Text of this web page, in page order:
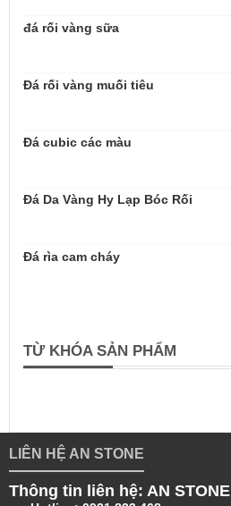
đá rối vàng sữa
Đá rối vàng muối tiêu
Đá cubic các màu
Đá Da Vàng Hy Lạp Bóc Rối
Đá rìa cam cháy
TỪ KHÓA SẢN PHẨM
LIÊN HỆ AN STONE
Thông tin liên hệ: AN STONE